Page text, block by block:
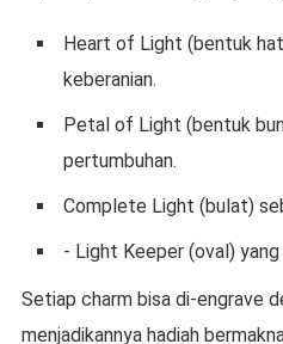
Heart of Light (bentuk
keberanian.
Petal of Light (bentuk
pertumbuhan.
Complete Light (bulat)
- Light Keeper (oval)
Setiap charm bisa di-engrave
menjadikannya hadiah